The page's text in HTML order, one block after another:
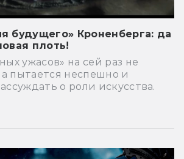
будущего» Кроненберга: да
плоть!
ужасов» на сей раз не
а пытается неспешно и
о роли искусства.